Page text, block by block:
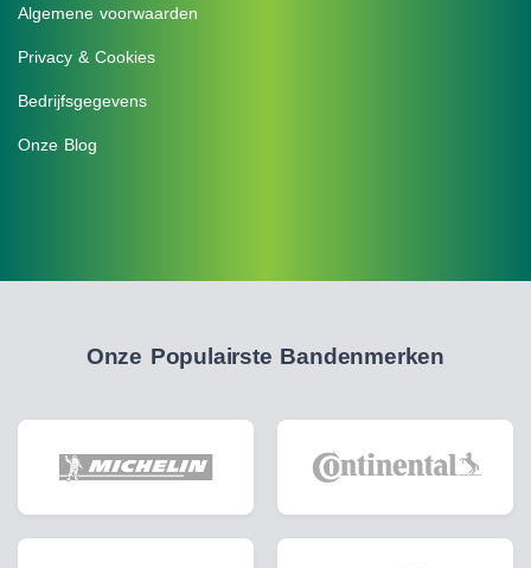
Algemene voorwaarden
Privacy & Cookies
Bedrijfsgegevens
Onze Blog
Onze Populairste Bandenmerken